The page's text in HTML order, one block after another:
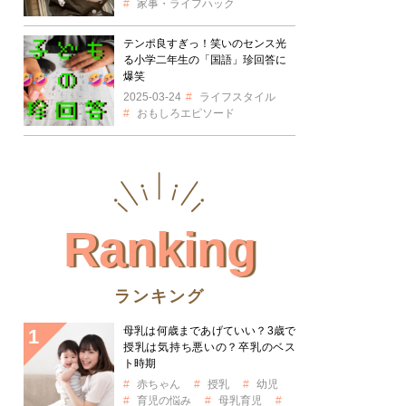
家事・ライフハック
テンポ良すぎっ！笑いのセンス光
る小学二年生の「国語」珍回答に
爆笑
2025-03-24
ライフスタイル
おもしろエピソード
Ranking
ランキング
母乳は何歳まであげていい？3歳で
授乳は気持ち悪いの？卒乳のベス
ト時期
赤ちゃん
授乳
幼児
育児の悩み
母乳育児